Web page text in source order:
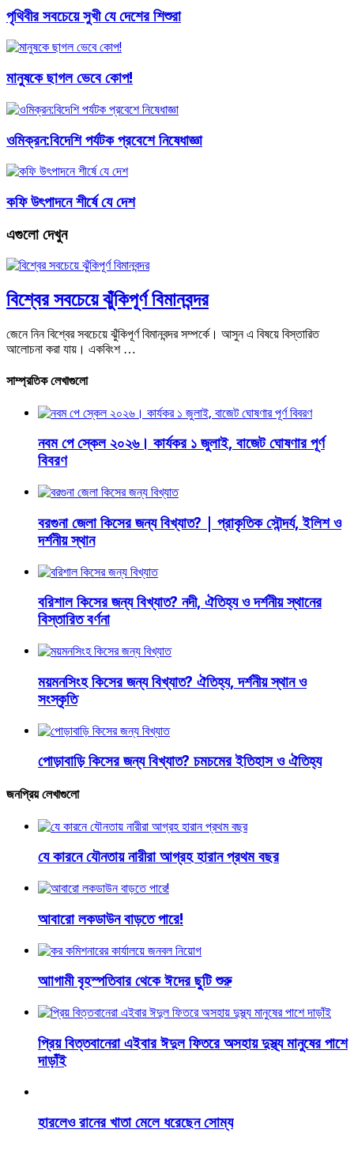
পৃথিবীর সবচেয়ে সুখী যে দেশের শিশুরা
মানুষকে ছাগল ভেবে কোপ!
ওমিক্রন:বিদেশি পর্যটক প্রবেশে নিষেধাজ্ঞা
কফি উৎপাদনে শীর্ষে যে দেশ
এগুলো দেখুন
বিশ্বের সবচেয়ে ঝুঁকিপূর্ণ বিমানবন্দর
জেনে নিন বিশ্বের সবচেয়ে ঝুঁকিপূর্ণ বিমানবন্দর সম্পর্কে। আসুন এ বিষয়ে বিস্তারিত
আলোচনা করা যায়। একবিংশ …
সাম্প্রতিক লেখাগুলো
নবম পে স্কেল ২০২৬। কার্যকর ১ জুলাই, বাজেট ঘোষণার পূর্ণ
বিবরণ
বরগুনা জেলা কিসের জন্য বিখ্যাত? | প্রাকৃতিক সৌন্দর্য, ইলিশ ও
দর্শনীয় স্থান
বরিশাল কিসের জন্য বিখ্যাত? নদী, ঐতিহ্য ও দর্শনীয় স্থানের
বিস্তারিত বর্ণনা
ময়মনসিংহ কিসের জন্য বিখ্যাত? ঐতিহ্য, দর্শনীয় স্থান ও
সংস্কৃতি
পোড়াবাড়ি কিসের জন্য বিখ্যাত? চমচমের ইতিহাস ও ঐতিহ্য
জনপ্রিয় লেখাগুলো
যে কারনে যৌনতায় নারীরা আগ্রহ হারান প্রথম বছর
আবারো লকডাউন বাড়তে পারে!
আাগামী বৃহস্পতিবার থেকে ঈদের ছুটি শুরু
প্রিয় বিত্তবানেরা এইবার ঈদুল ফিতরে অসহায় দুস্থ্য মানুষের পাশে
দাড়াঁই
হারলেও রানের খাতা মেলে ধরেছেন সোম্য